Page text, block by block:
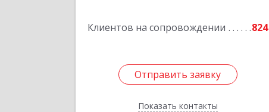
Клиентов на сопровождении 824
Отправить заявку
Показать контакты
Отправить заявку
Назад